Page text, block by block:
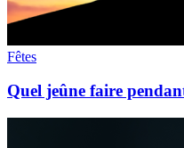
Fêtes
Quel jeûne faire